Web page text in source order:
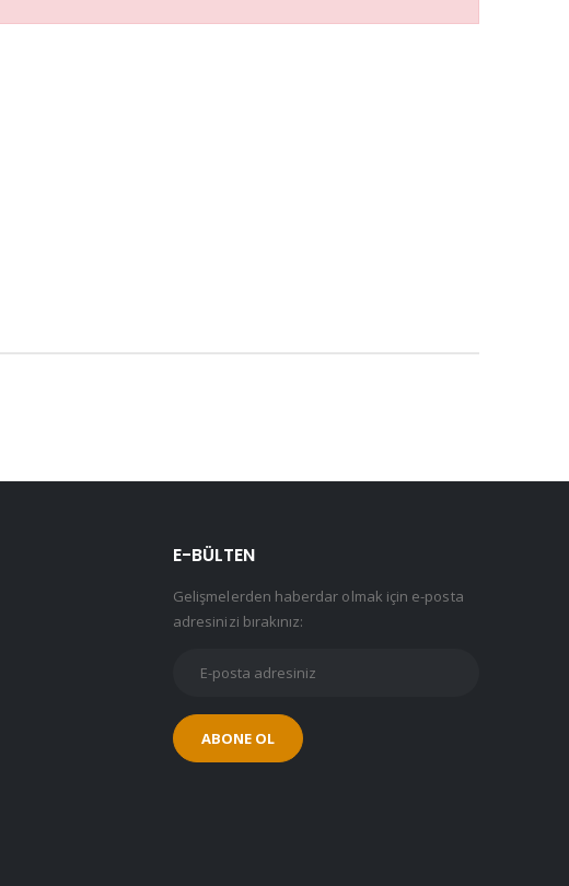
E-BÜLTEN
Gelişmelerden haberdar olmak için e-posta
adresinizi bırakınız: